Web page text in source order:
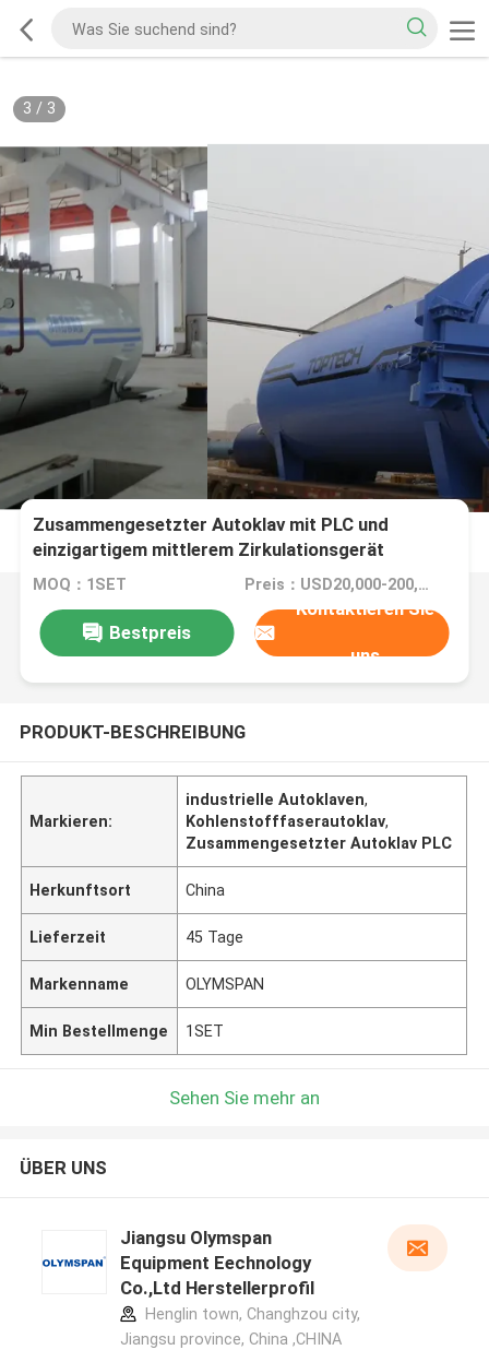
3 / 3
Zusammengesetzter Autoklav mit PLC und
einzigartigem mittlerem Zirkulationsgerät
MOQ：1SET Preis：USD20,000-200,000/Set
Bestpreis
Kontaktieren Sie
uns
PRODUKT-BESCHREIBUNG
Markieren:
industrielle Autoklaven,
Kohlenstofffaserautoklav,
Zusammengesetzter Autoklav PLC
Herkunftsort China
Lieferzeit 45 Tage
Markenname OLYMSPAN
Min Bestellmenge 1SET
Sehen Sie mehr an
ÜBER UNS
Jiangsu Olymspan
Equipment Eechnology
Co.,Ltd Herstellerprofil
Henglin town, Changhzou city,
Jiangsu province, China ,CHINA